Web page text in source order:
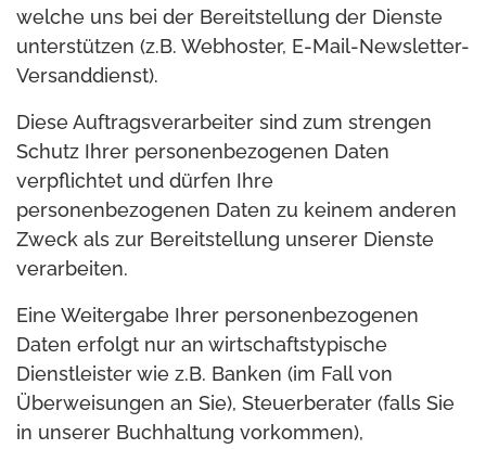
welche uns bei der Bereitstellung der Dienste
unterstützen (z.B. Webhoster, E-Mail-Newsletter-
Versanddienst).
Diese Auftragsverarbeiter sind zum strengen
Schutz Ihrer personenbezogenen Daten
verpflichtet und dürfen Ihre
personenbezogenen Daten zu keinem anderen
Zweck als zur Bereitstellung unserer Dienste
verarbeiten.
Eine Weitergabe Ihrer personenbezogenen
Daten erfolgt nur an wirtschaftstypische
Dienstleister wie z.B. Banken (im Fall von
Überweisungen an Sie), Steuerberater (falls Sie
in unserer Buchhaltung vorkommen),